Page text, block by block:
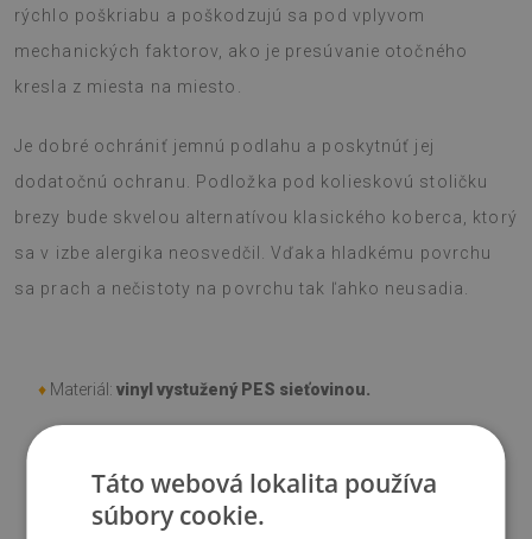
rýchlo poškriabu a poškodzujú sa pod vplyvom
mechanických faktorov, ako je presúvanie otočného
kresla z miesta na miesto.
Je dobré ochrániť jemnú podlahu a poskytnúť jej
dodatočnú ochranu. Podložka pod kolieskovú stoličku
brezy bude skvelou alternatívou klasického koberca, ktorý
sa v izbe alergika neosvedčil. Vďaka hladkému povrchu
sa prach a nečistoty na povrchu tak ľahko neusadia.
♦ Materiál: vinyl vystužený PES sieťovinou.
Odtiene Podložky pod stoličku sa môžu líšiť od vizualizácie
Táto webová lokalita používa
súbory cookie.